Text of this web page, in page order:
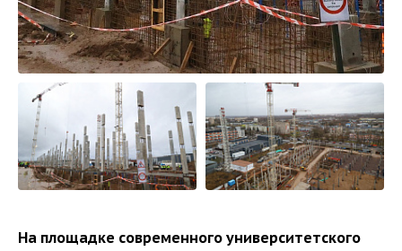
На площадке современного университетского